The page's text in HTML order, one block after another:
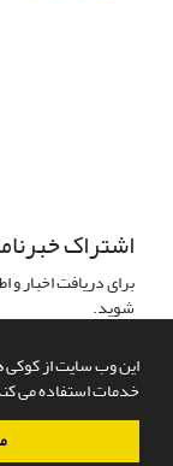
این وب سایت از کوکی
خدمات استفاده می
اشتراک
برای دریافت اخبار
شوید.